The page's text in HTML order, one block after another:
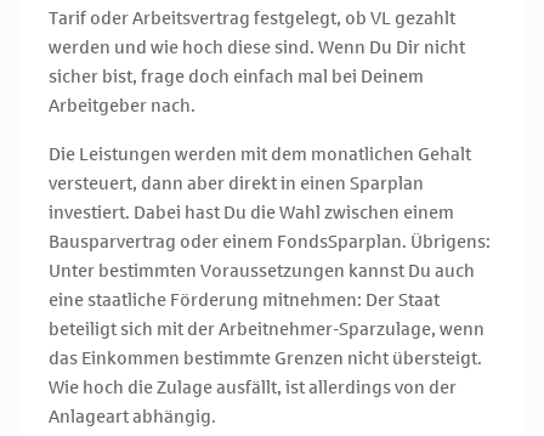
Tarif oder Arbeitsvertrag festgelegt, ob VL gezahlt
werden und wie hoch diese sind. Wenn Du Dir nicht
sicher bist, frage doch einfach mal bei Deinem
Arbeitgeber nach.
Die Leistungen werden mit dem monatlichen Gehalt
versteuert, dann aber direkt in einen Sparplan
investiert. Dabei hast Du die Wahl zwischen einem
Bausparvertrag oder einem FondsSparplan. Übrigens:
Unter bestimmten Voraussetzungen kannst Du auch
eine staatliche Förderung mitnehmen: Der Staat
beteiligt sich mit der Arbeitnehmer-Sparzulage, wenn
das Einkommen bestimmte Grenzen nicht übersteigt.
Wie hoch die Zulage ausfällt, ist allerdings von der
Anlageart abhängig.